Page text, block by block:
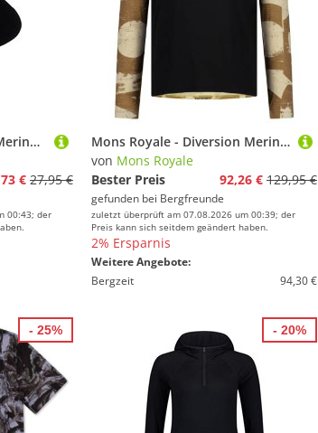
Mons Royale Signature Merino Crew Socken
€ 27,95 €
00:43; der
Mons Royale - Diversion Merino Bike Jersey L/S - Radtrikot Gr S schwarz
von Mons Royale
Bester Preis
92,26 € 129,95 €
gefunden bei Bergfreunde
zuletzt überprüft am 07.08.2026 um 00:39; der
Preis kann sich seitdem geändert haben.
2% Ersparnis
Weitere Angebote:
Bergzeit
94,30 €
- 25% - 20%